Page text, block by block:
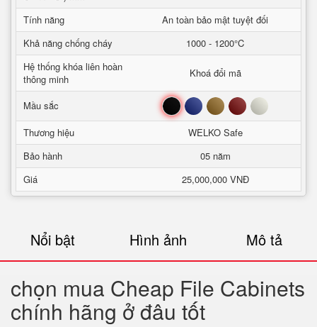
Tính năng
An toàn bảo mật tuyệt đối
Khả năng chống cháy
1000 - 1200°C
Hệ thống khóa liên hoàn
thông minh
Khoá đổi mã
Mầu sắc Đen Xanh Nâu Đỏ Trắng
Thương hiệu
WELKO Safe
Bảo hành
05 năm
Giá
25,000,000 VNĐ
Nổi bật Hình ảnh Mô tả
chọn mua Cheap File Cabinets
chính hãng ở đâu tốt